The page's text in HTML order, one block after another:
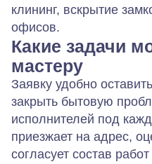
клининг, вскрытие
офисов.
Какие задачи
мастеру
Заявку удобно
закрыть бытовую
исполнителей под
приезжает на адрес,
согласует состав